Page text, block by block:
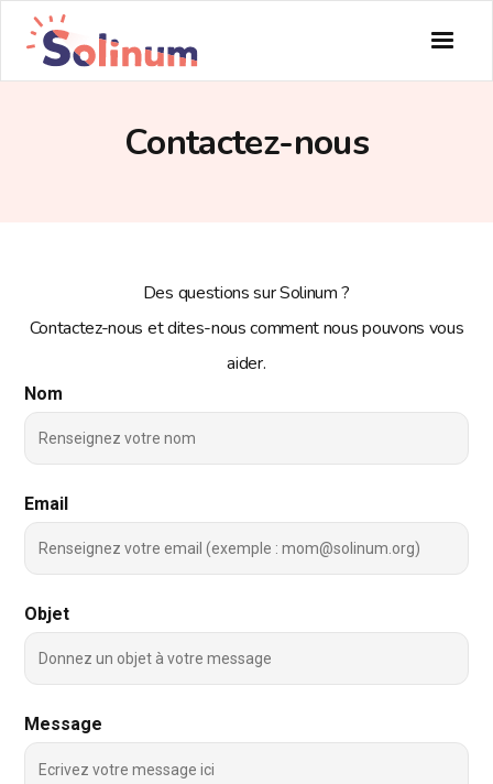
Contactez-nous
Des questions sur Solinum ?
Contactez-nous et dites-nous comment nous pouvons vous
aider.
Nom
Email
Objet
Message